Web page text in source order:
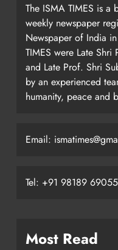
The ISMA TIMES is
weekly newspaper
Newspaper of India
TIMES were Late Shri
and Late Prof. Shri
by an experienced
humanity, peace and
Email:
Tel: +91 98189 69055
Most Read